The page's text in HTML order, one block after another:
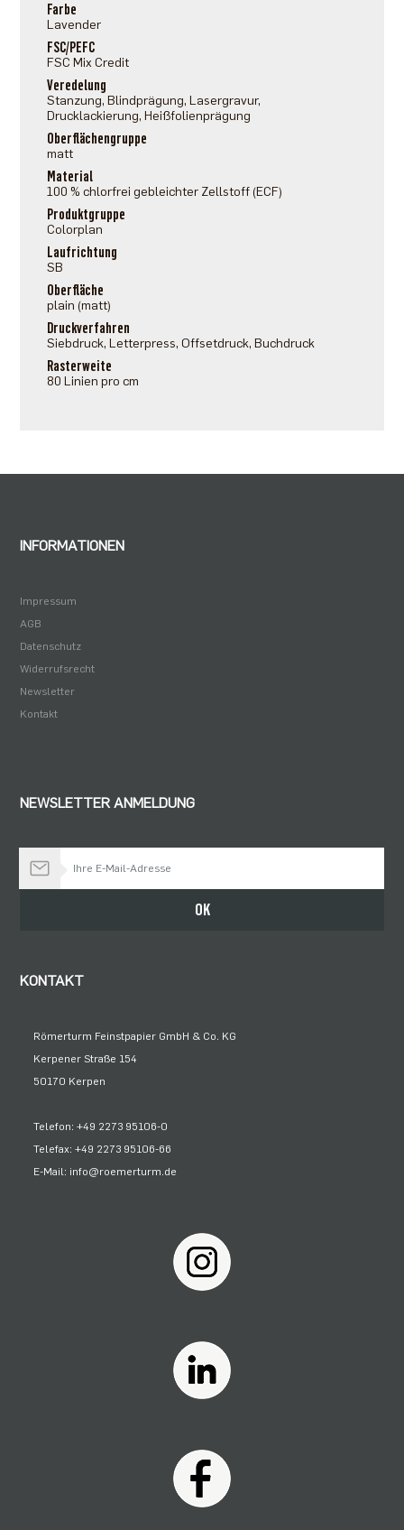
Farbe
Lavender
FSC/PEFC
FSC Mix Credit
Veredelung
Stanzung, Blindprägung, Lasergravur,
Drucklackierung, Heißfolienprägung
Oberflächengruppe
matt
Material
100 % chlorfrei gebleichter Zellstoff (ECF)
Produktgruppe
Colorplan
Laufrichtung
SB
Oberfläche
plain (matt)
Druckverfahren
Siebdruck, Letterpress, Offsetdruck, Buchdruck
Rasterweite
80 Linien pro cm
INFORMATIONEN
Impressum
AGB
Datenschutz
Widerrufsrecht
Newsletter
Kontakt
NEWSLETTER ANMELDUNG
OK
KONTAKT
Römerturm Feinstpapier GmbH & Co. KG
Kerpener Straße 154
50170 Kerpen
Telefon: +49 2273 95106-0
Telefax: +49 2273 95106-66
E-Mail: info@roemerturm.de